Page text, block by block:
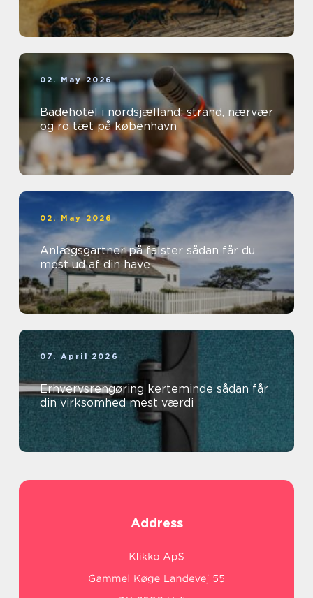
02. May 2026
Badehotel i nordsjælland: strand, nærvær
og ro tæt på københavn
02. May 2026
Anlægsgartner på falster sådan får du
mest ud af din have
07. April 2026
Erhvervsrengøring kerteminde sådan får
din virksomhed mest værdi
Address